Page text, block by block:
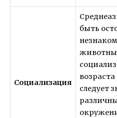
Социализация
быть
следует